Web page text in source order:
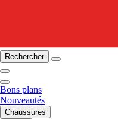
Rechercher
Bons plans
Nouveautés
Chaussures